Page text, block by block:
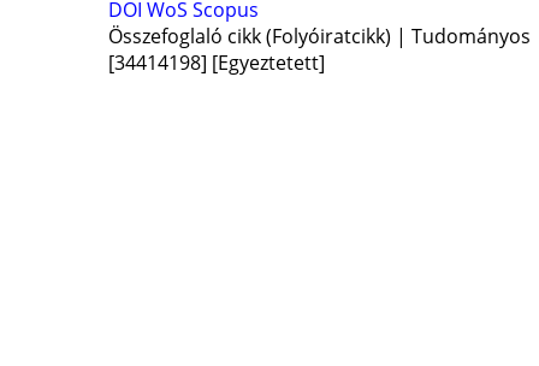
DOI WoS Scopus
Összefoglaló cikk (Folyóiratcikk) | Tudományos
[34414198] [Egyeztetett]